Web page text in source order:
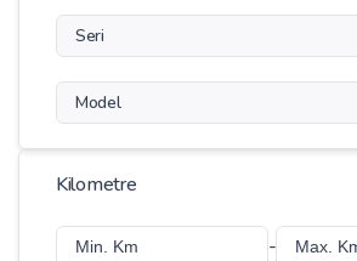
Seri
Model
Kilometre
-